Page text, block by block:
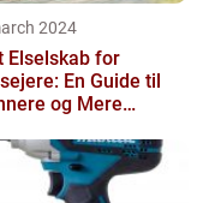
2024
Elselskab for
En Guide til
og Mere